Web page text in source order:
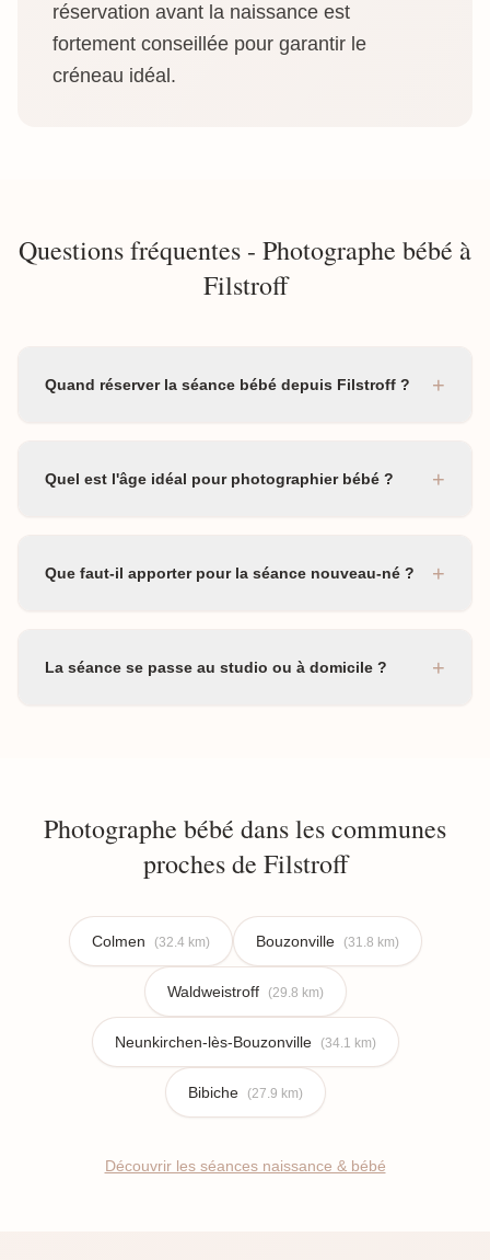
réservation avant la naissance est
fortement conseillée pour garantir le
créneau idéal.
Questions fréquentes - Photographe bébé à
Filstroff
Quand réserver la séance bébé depuis Filstroff ? +
Quel est l'âge idéal pour photographier bébé ? +
Que faut-il apporter pour la séance nouveau-né ? +
La séance se passe au studio ou à domicile ? +
Photographe bébé dans les communes
proches de Filstroff
Colmen (32.4 km) Bouzonville (31.8 km)
Waldweistroff (29.8 km)
Neunkirchen-lès-Bouzonville (34.1 km)
Bibiche (27.9 km)
Découvrir les séances naissance & bébé